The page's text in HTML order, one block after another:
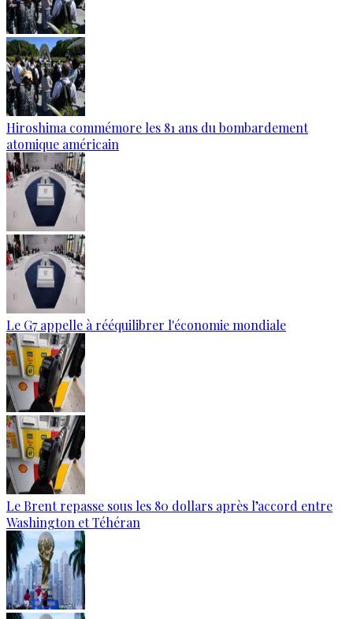
Hiroshima commémore les 81 ans du bombardement
atomique américain
Le G7 appelle à rééquilibrer l'économie mondiale
Le Brent repasse sous les 80 dollars après l’accord entre
Washington et Téhéran